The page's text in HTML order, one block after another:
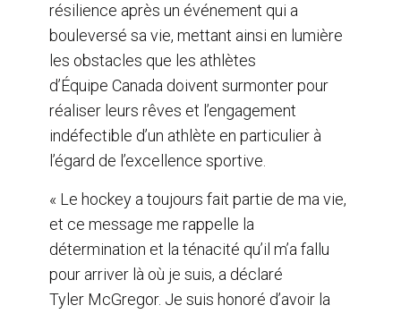
résilience après un événement qui a
bouleversé sa vie, mettant ainsi en lumière
les obstacles que les athlètes
d’Équipe Canada doivent surmonter pour
réaliser leurs rêves et l’engagement
indéfectible d’un athlète en particulier à
l’égard de l’excellence sportive.
« Le hockey a toujours fait partie de ma vie,
et ce message me rappelle la
détermination et la ténacité qu’il m’a fallu
pour arriver là où je suis, a déclaré
Tyler McGregor. Je suis honoré d’avoir la